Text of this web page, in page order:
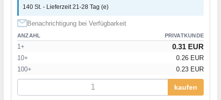
140 St. - Lieferzeit 21-28 Tag (e)
Benachrichtigung bei Verfügbarkeit
ANZAHL PRIVATKUNDE
1+ 0.31 EUR
10+
0.26 EUR
100+
0.23 EUR
kaufen